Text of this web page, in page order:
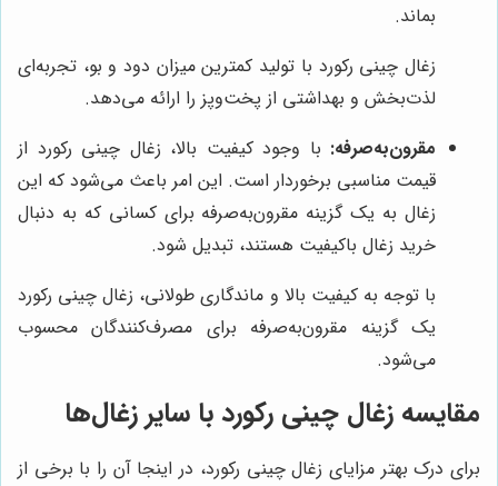
بماند.
زغال چینی رکورد با تولید کمترین میزان دود و بو، تجربه‌ای
لذت‌بخش و بهداشتی از پخت‌وپز را ارائه می‌دهد.
مقرون‌به‌صرفه: با وجود کیفیت بالا، زغال چینی رکورد از
قیمت مناسبی برخوردار است. این امر باعث می‌شود که این
زغال به یک گزینه مقرون‌به‌صرفه برای کسانی که به دنبال
خرید زغال باکیفیت هستند، تبدیل شود.
با توجه به کیفیت بالا و ماندگاری طولانی، زغال چینی رکورد
یک گزینه مقرون‌به‌صرفه برای مصرف‌کنندگان محسوب
می‌شود.
مقایسه زغال چینی رکورد با سایر زغال‌ها
برای درک بهتر مزایای زغال چینی رکورد، در اینجا آن را با برخی از